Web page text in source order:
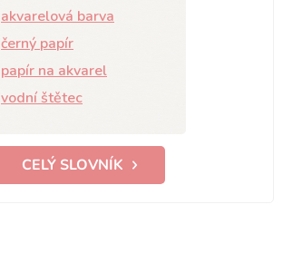
akvarelová barva
černý papír
papír na akvarel
vodní štětec
CELÝ SLOVNÍK